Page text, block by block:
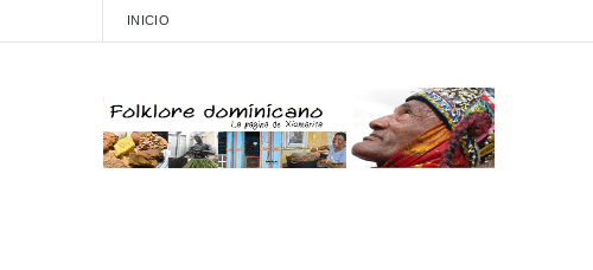
INICIO